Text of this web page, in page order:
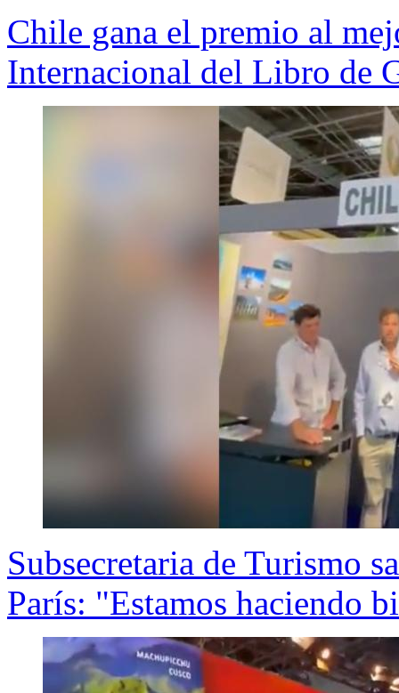
Chile gana el premio al
Internacional del Libro de
Subsecretaria de Turismo
París: "Estamos haciendo